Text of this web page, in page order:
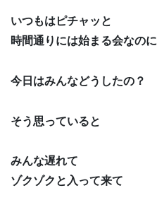
いつもはピチャッと
時間通りには始まる会なのに
今日はみんなどうしたの？
そう思っていると
みんな遅れて
ゾクゾクと入って来て